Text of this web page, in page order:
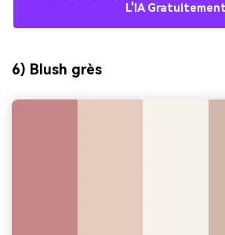
L'IA
6) Blush grès